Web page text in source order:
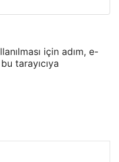
için adım, e-
tarayıcıya